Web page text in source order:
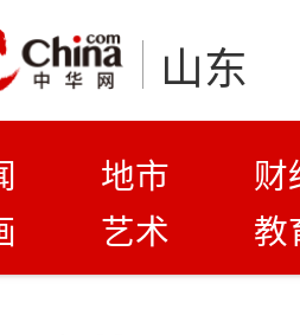
山东
地市 财
艺术 教